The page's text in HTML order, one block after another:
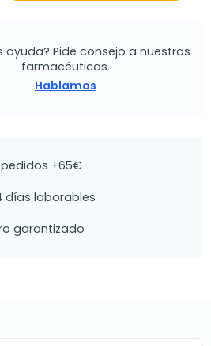
ayuda? Pide consejo a nuestras
farmacéuticas.
Hablamos
+65€
días laborables
garantizado